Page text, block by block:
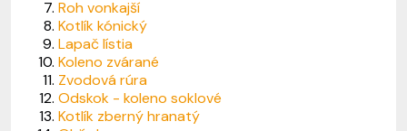
Roh vonkajší
Kotlík kónický
Lapač lístia
Koleno zvárané
Zvodová rúra
Odskok - koleno soklové
Kotlík zberný hranatý